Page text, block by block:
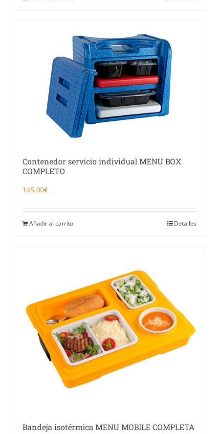
Contenedor servicio individual MENU BOX
COMPLETO
145,00€
Añadir al carrito Detalles
Bandeja isotérmica MENU MOBILE COMPLETA